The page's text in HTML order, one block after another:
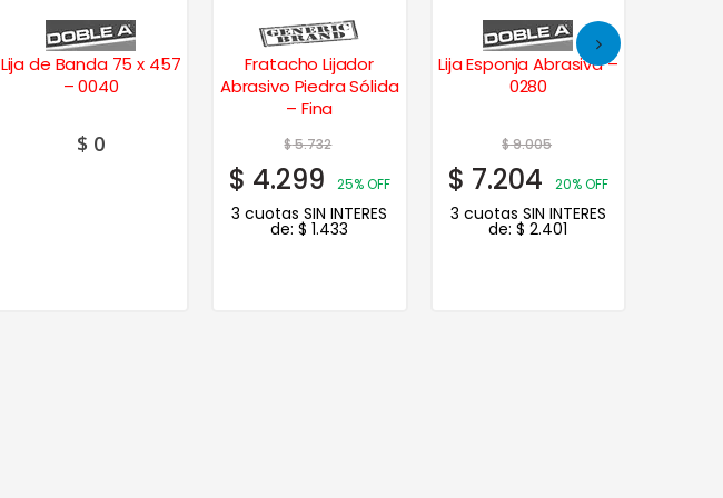
Lija de Banda 75 x 457
– 0040
$ 0
Fratacho Lijador
Abrasivo Piedra Sólida
– Fina
$5.732
$ 4.299 25% OFF
3 cuotas SIN INTERES
de:$ 1.433
Lija Esponja Abrasiva –
0280
$9.005
$ 7.204 20% OFF
3 cuotas SIN INTERES
de:$ 2.401